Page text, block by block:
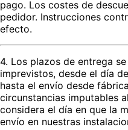
pago. Los costes de
pedidor. Instrucciones
efecto.
4. Los plazos de entrega
imprevistos, desde el día
hasta el envío desde
circunstancias imputables
considera el día en que la
envío en nuestras